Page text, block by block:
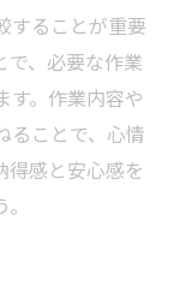
することが重要
で、必要な作業
す。作業内容や
ることで、心情
得感と安心感を